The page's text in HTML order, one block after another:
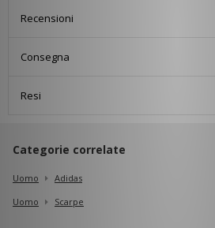
Recensioni
Consegna
Resi
Categorie correlate
Uomo
Adidas
Uomo
Scarpe